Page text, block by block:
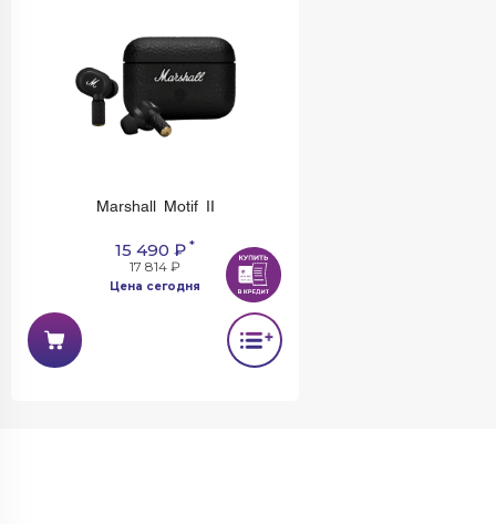
Marshall Motif II
15 490 ₽ *
17 814 ₽
Цена сегодня